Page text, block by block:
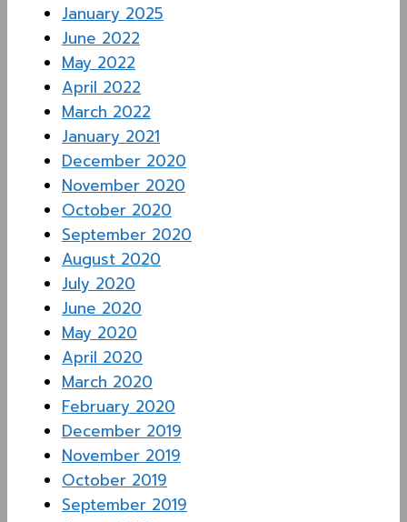
January 2025
June 2022
May 2022
April 2022
March 2022
January 2021
December 2020
November 2020
October 2020
September 2020
August 2020
July 2020
June 2020
May 2020
April 2020
March 2020
February 2020
December 2019
November 2019
October 2019
September 2019